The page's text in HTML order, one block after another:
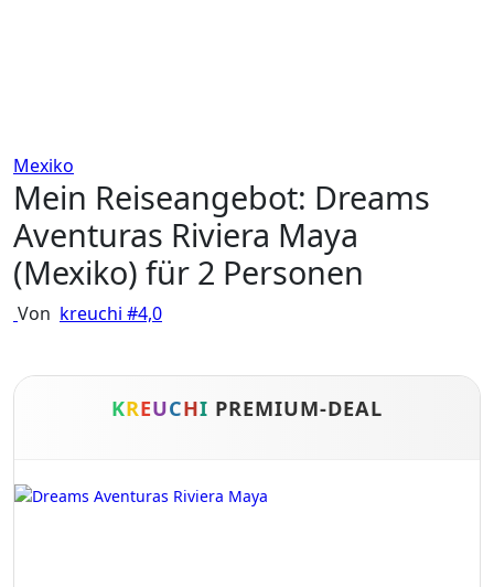
Mexiko
Mein Reiseangebot: Dreams
Aventuras Riviera Maya
(Mexiko) für 2 Personen
Von kreuchi #4,0
KREUCHI PREMIUM-DEAL